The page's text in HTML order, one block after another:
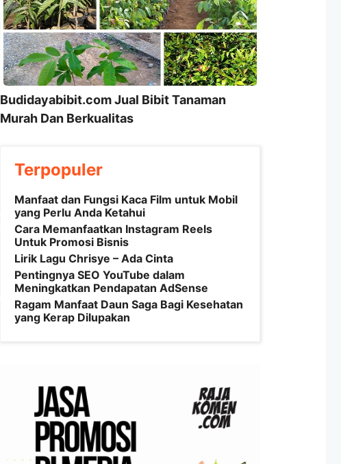
Budidayabibit.com Jual Bibit Tanaman
Murah Dan Berkualitas
Terpopuler
Manfaat dan Fungsi Kaca Film untuk Mobil
yang Perlu Anda Ketahui
Cara Memanfaatkan Instagram Reels
Untuk Promosi Bisnis
Lirik Lagu Chrisye – Ada Cinta
Pentingnya SEO YouTube dalam
Meningkatkan Pendapatan AdSense
Ragam Manfaat Daun Saga Bagi Kesehatan
yang Kerap Dilupakan